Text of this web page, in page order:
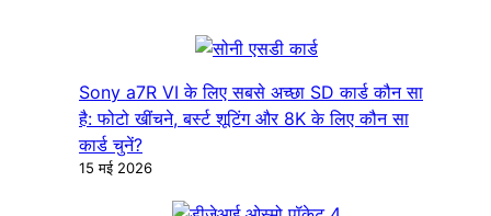
Sony a7R VI के लिए सबसे अच्छा SD कार्ड कौन सा
है: फोटो खींचने, बर्स्ट शूटिंग और 8K के लिए कौन सा
कार्ड चुनें?
15 मई 2026